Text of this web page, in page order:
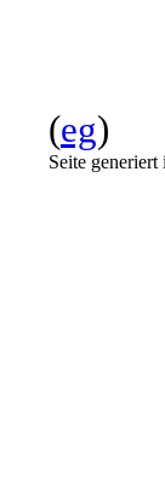
(eg)
Seite